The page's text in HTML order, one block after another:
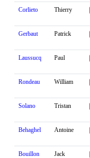
Corlieto Thierry
Gerbaut Patrick
Laussucq Paul
Rondeau William
Solano Tristan
Behaghel Antoine
Bouillon Jack